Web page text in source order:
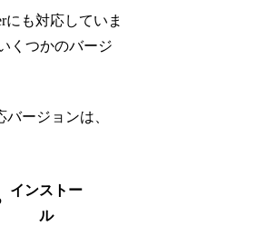
にも対応していま
くつかのバージ
バージョンは、
インストー
ル